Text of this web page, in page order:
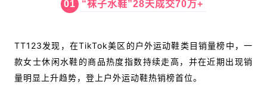
01 “袜子水鞋”28天成交70万+
TT123发现，在TikTok美区的户外运动鞋类目销量榜中，一
款女士休闲水鞋的商品热度指数持续走高，并在近期出现销
量明显上升趋势，登上户外运动鞋热销榜首位。